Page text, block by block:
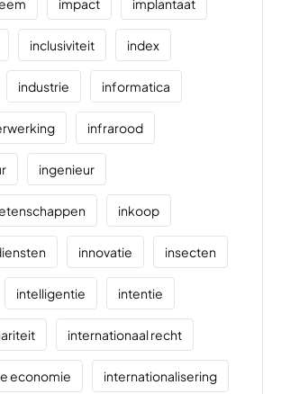
impact implantaat
inclusiviteit index
industrie informatica
infrarood
ingenieur
inkoop
innovatie insecten
intelligentie intentie
internationaal recht
economie internationalisering